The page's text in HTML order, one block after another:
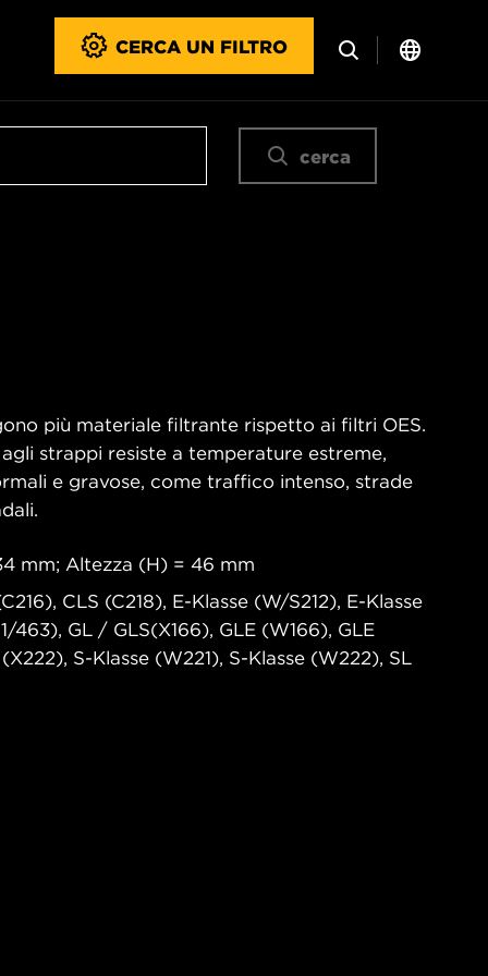
CERCA UN FILTRO
cerca
più materiale filtrante rispetto ai filtri OES.
strappi resiste a temperature estreme,
e gravose, come traffico intenso, strade
mm; Altezza (H) = 46 mm
CLS (C218), E-Klasse (W/S212), E-Klasse
GL / GLS(X166), GLE (W166), GLE
S-Klasse (W221), S-Klasse (W222), SL